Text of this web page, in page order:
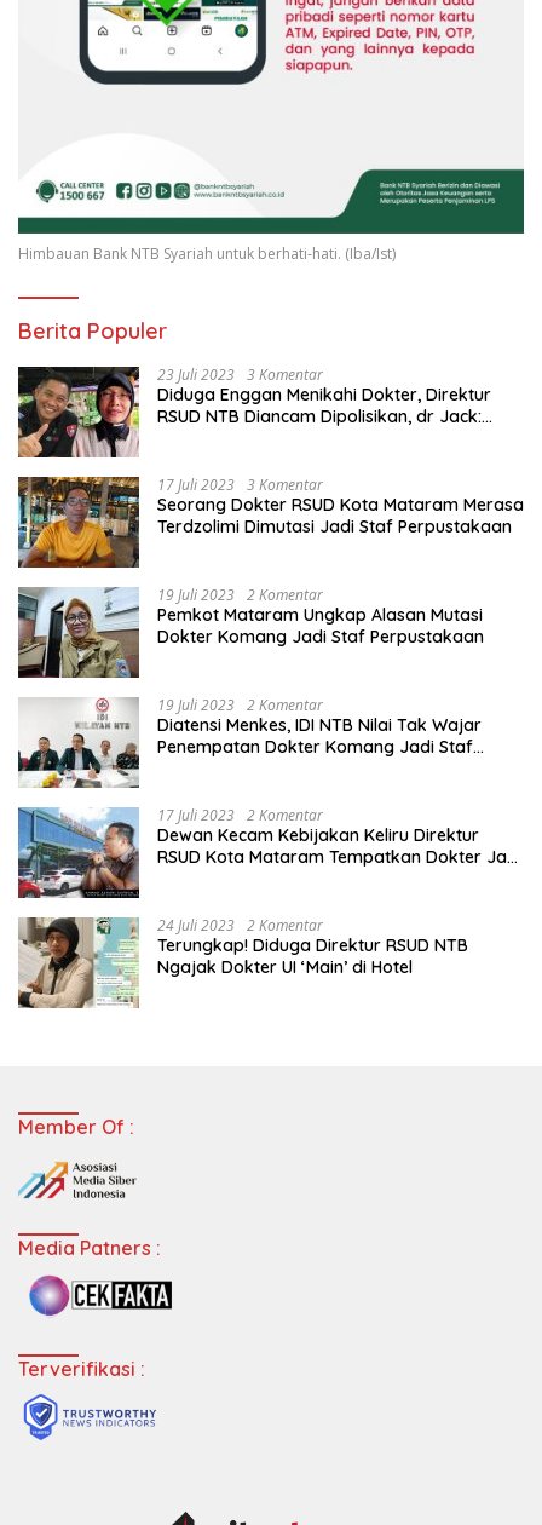
Himbauan Bank NTB Syariah untuk berhati-hati. (Iba/Ist)
Berita Populer
23 Juli 2023 3 Komentar
Diduga Enggan Menikahi Dokter, Direktur
RSUD NTB Diancam Dipolisikan, dr Jack:
17 Juli 2023 3 Komentar
Seorang Dokter RSUD Kota Mataram Merasa
Terdzolimi Dimutasi Jadi Staf Perpustakaan
19 Juli 2023 2 Komentar
Pemkot Mataram Ungkap Alasan Mutasi
Dokter Komang Jadi Staf Perpustakaan
19 Juli 2023 2 Komentar
Diatensi Menkes, IDI NTB Nilai Tak Wajar
Penempatan Dokter Komang Jadi Staf
17 Juli 2023 2 Komentar
Dewan Kecam Kebijakan Keliru Direktur
RSUD Kota Mataram Tempatkan Dokter Jadi
24 Juli 2023 2 Komentar
Terungkap! Diduga Direktur RSUD NTB
Ngajak Dokter UI ‘Main’ di Hotel
Member Of :
Media Patners :
Terverifikasi :